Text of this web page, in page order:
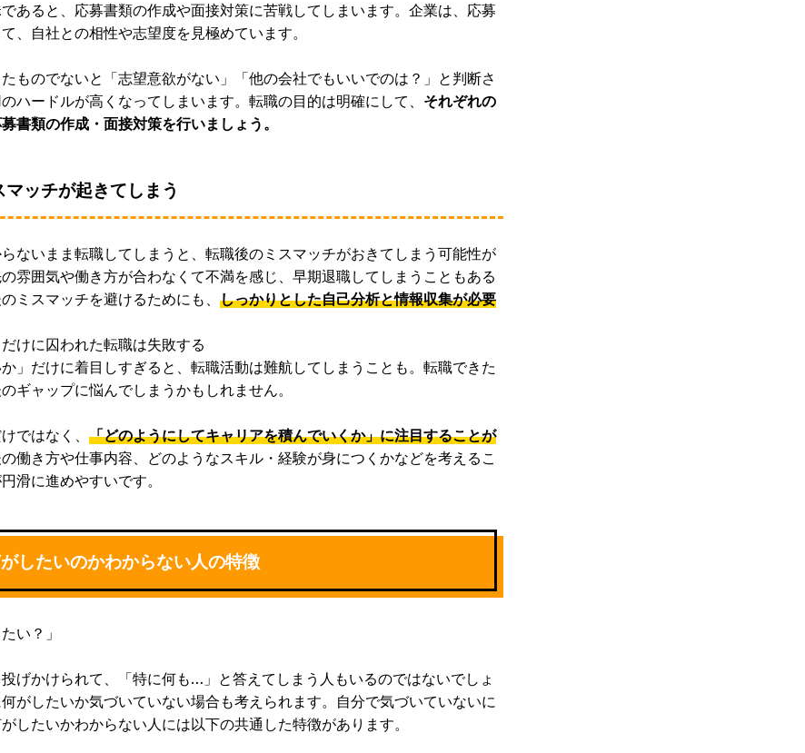
あると、応募書類の作成や面接対策に苦戦してしまいます。企業は、応募
、自社との相性や志望度を見極めています。
ものでないと「志望意欲がない」「他の会社でもいいでのは？」と判断さ
ハードルが高くなってしまいます。転職の目的は明確にして、 それぞれの
書類の作成・面接対策を行いましょう。
ッチが起きてしまう
ないまま転職してしまうと、転職後のミスマッチがおきてしまう可能性が
雰囲気や働き方が合わなくて不満を感じ、早期退職してしまうこともある
ミスマッチを避けるためにも、 しっかりとした自己分析と情報収集が必要
だけに囚われた転職は失敗する
」だけに着目しすぎると、転職活動は難航してしまうことも。転職できた
ギャップに悩んでしまうかもしれません。
ではなく、 「どのようにしてキャリアを積んでいくか」に注目することが
働き方や仕事内容、どのようなスキル・経験が身につくかなどを考えるこ
滑に進めやすいです。
したいのかわからない人の特徴
い？」
げかけられて、「特に何も…」と答えてしまう人もいるのではないでしょ
がしたいか気づいていない場合も考えられます。自分で気づいていないに
したいかわからない人には以下の共通した特徴があります。